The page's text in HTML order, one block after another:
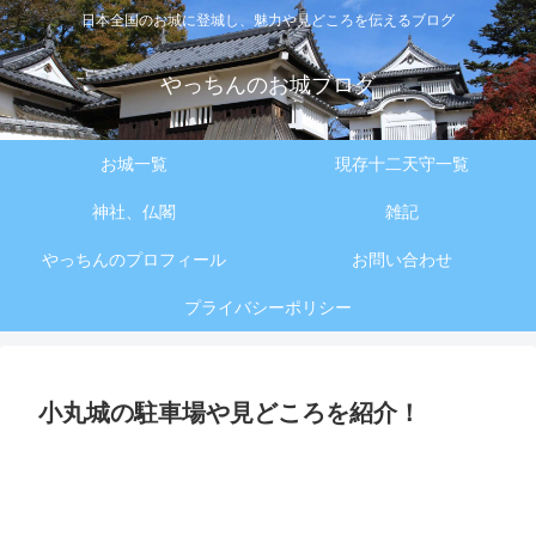
日本全国のお城に登城し、魅力や見どころを伝えるブログ
やっちんのお城ブログ
お城一覧 現存十二天守一覧
神社、仏閣 雑記
やっちんのプロフィール お問い合わせ
プライバシーポリシー
小丸城の駐車場や見どころを紹介！